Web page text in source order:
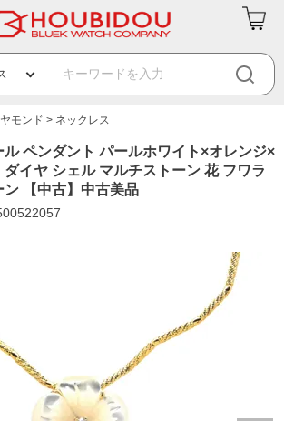
モンド ネックレス
ペンダント パールホワイト×オレンジ×
イヤ シェル マルチストーン 花 フワラ
【中古】中古美品